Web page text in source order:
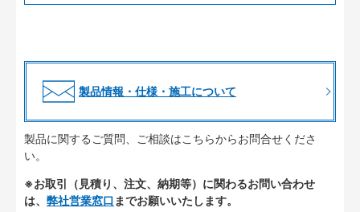
製品情報・仕様・施工について
製品に関するご質問、ご相談はこちらからお問合せくださ
い。
※お取引（見積り、注文、納期等）に関わるお問い合わせ
は、 弊社営業窓口 までお願いいたします。